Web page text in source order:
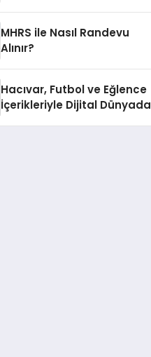
Platformlarından Biri Oldu
MHRS ile Nasıl Randevu
Alınır?
Hacıvar, Futbol ve Eğlence
İçerikleriyle Dijital Dünyada